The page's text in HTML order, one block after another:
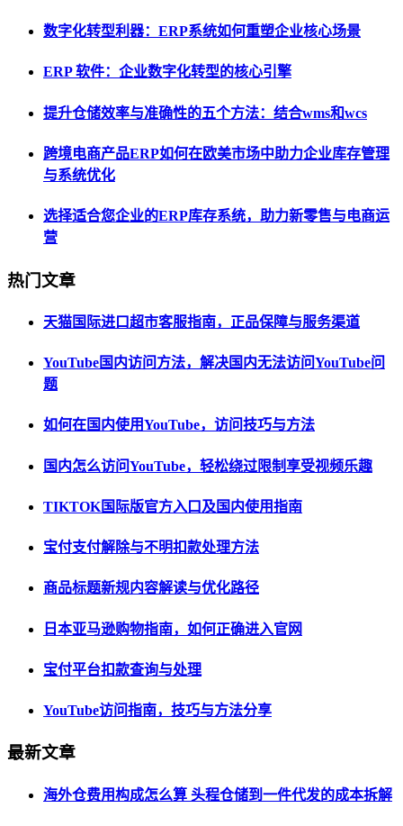
数字化转型利器：ERP系统如何重塑企业核心场景
ERP 软件：企业数字化转型的核心引擎
提升仓储效率与准确性的五个方法：结合wms和wcs
跨境电商产品ERP如何在欧美市场中助力企业库存管理
与系统优化
选择适合您企业的ERP库存系统，助力新零售与电商运
营
热门文章
天猫国际进口超市客服指南，正品保障与服务渠道
YouTube国内访问方法，解决国内无法访问YouTube问
题
如何在国内使用YouTube，访问技巧与方法
国内怎么访问YouTube，轻松绕过限制享受视频乐趣
TIKTOK国际版官方入口及国内使用指南
宝付支付解除与不明扣款处理方法
商品标题新规内容解读与优化路径
日本亚马逊购物指南，如何正确进入官网
宝付平台扣款查询与处理
YouTube访问指南，技巧与方法分享
最新文章
海外仓费用构成怎么算 头程仓储到一件代发的成本拆解